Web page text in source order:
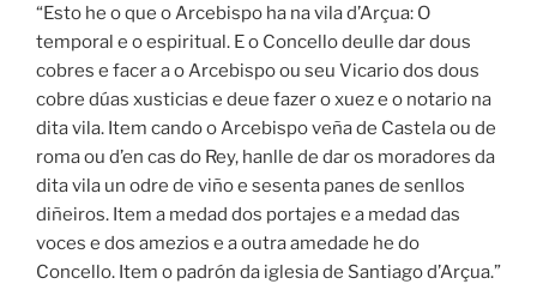
“Esto he o que o Arcebispo ha na vila d’Arçua: O
temporal e o espiritual. E o Concello deulle dar dous
cobres e facer a o Arcebispo ou seu Vicario dos dous
cobre dúas xusticias e deue fazer o xuez e o notario na
dita vila. Item cando o Arcebispo veña de Castela ou de
roma ou d’en cas do Rey, hanlle de dar os moradores da
dita vila un odre de viño e sesenta panes de senllos
diñeiros. Item a medad dos portajes e a medad das
voces e dos amezios e a outra amedade he do
Concello. Item o padrón da iglesia de Santiago d’Arçua.”